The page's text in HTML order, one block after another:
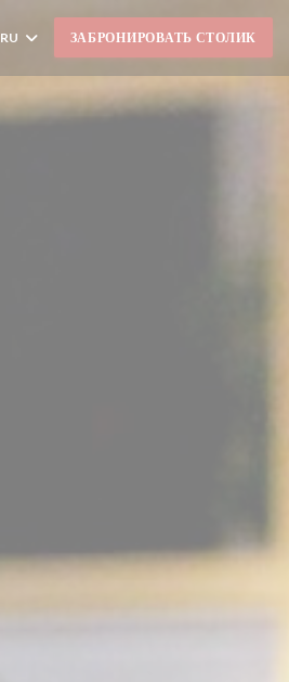
RU ЗАБРОНИРОВАТЬ СТОЛИК